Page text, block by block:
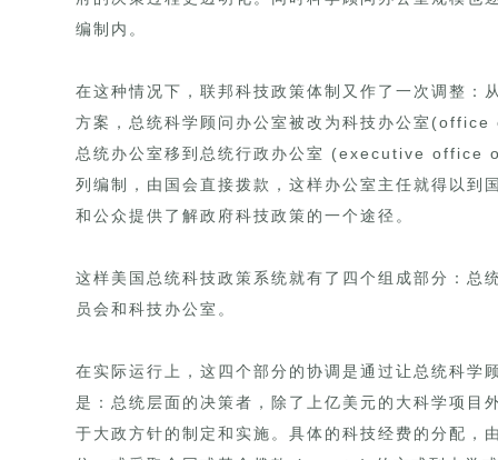
编制内。
在这种情况下，联邦科技政策体制又作了一次调整
方案，总统科学顾问办公室被改为科技办公室
总统办公室移到总统行政办公室 (executive office
列编制，由国会直接拨款，这样办公室主任就得以到
和公众提供了解政府科技政策的一个途径。
这样美国总统科技政策系统就有了四个组成部分：总
员会和科技办公室。
在实际运行上，这四个部分的协调是通过让总统科学
是：总统层面的决策者，除了上亿美元的大科学项目
于大政方针的制定和实施。具体的科技经费的分配，